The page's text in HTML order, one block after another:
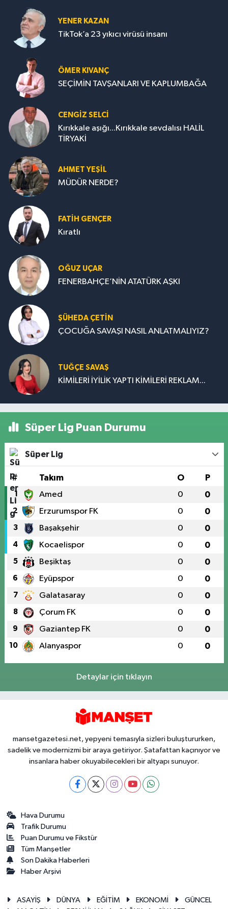
YENER KAZAN
TikTok’a 23 yıkıcı virüsü insanı
ÖMER KIVANÇ
SEÇİMİN TAVŞANLARI VE KAPLUMBAĞA
CENGİZ SELCİ
Kırıkkale aşığı...Kırıkkale sevdalısı HALİL
TİRYAKİ
AHMET YEŞİL
MÜDÜR NERDE?
FATIH GENÇER
Kıratlı
OĞUZ UÇAR
FENERBAHÇE’NİN ATATÜRK AŞKI
ŞÜHEDA ÇETİN
ÇOCUĞA SAVAŞI NASIL ANLATMALIYIZ?
TUĞÇE SAVAŞ
KİMİLERİ İYİLİK YAPTI KİMİLERİ REKLAM...
Süper Lig Puan Durumu
Süper Lig
# Takım O P
1 Amed 0 0
2 Erzurumspor FK 0 0
3 Başakşehir 0 0
4 Kocaelispor 0 0
5 Beşiktaş 0 0
6 Eyüpspor 0 0
7 Galatasaray 0 0
8 Çorum FK 0 0
9 Gaziantep FK 0 0
10 Alanyaspor 0 0
Detaylar için tıklayın
mansetgazetesi.net, yepyeni temasıyla sizleri buluştururken,
sadelik ve modernizmi bir araya getiriyor. Şatafattan kaçınıyor ve
insanlara haber okuyabilecekleri bir altyapı sunuyor.
Hava Durumu
Trafik Durumu
Puan Durumu ve Fikstür
Tüm Manşetler
Son Dakika Haberleri
Haber Arşivi
ASAYİŞ DÜNYA EĞİTİM EKONOMİ
GÜNCEL